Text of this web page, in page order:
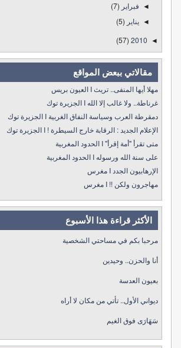
◄ فبراير (7)
◄يناير (5)
◄
2010
(57)
مقالاتي ببعض المواقع
مهلا أيها المنفى.. تريث I العيون بريس
غرناطة.. ولا غالب إلا الله I الجزيرة توك
دمقرطة العرب وسياسة النفاق الغربية I الجزيرة توك
الإعلام الجديد : الرقابة خارج السيطرة ! I الجزيرة توك
متى تقرأ "أمة إقرأ" I الحدود المغربية
على سنة الله ورسوله I الحدود المغربية
الإرهابيون الجدد I مغرس
مهاجرون ولكن !! I مغرس
الأكثر قراءة هذا الأسبوع
مرحبا بكم في مساحتي الشخصية
أنا والحزن.. وحيدين
بعيون العدسة
ديواني الأول.. تأتي من مكان لا أراه
سَهَارَى فوق الغيم